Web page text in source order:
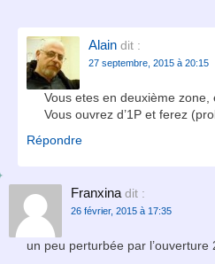
Alain dit :
27 septembre, 2015 à 20:15
Vous etes en deuxième zone,
Vous ouvrez d’1P et ferez
Répondre
Franxina dit :
26 février, 2015 à 17:35
un peu perturbée par l’ouverture